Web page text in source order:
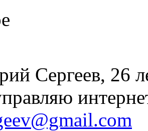
Сергеев, 26